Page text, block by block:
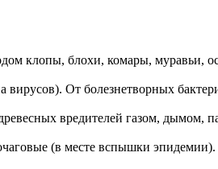
клопы, блохи, комары, муравьи,
От болезнетворных
вредителей газом, дымом,
(в месте вспышки эпидемии).